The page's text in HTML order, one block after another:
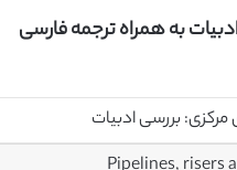
به همراه ترجمه فارسی
مرکزی: بررسی ادبیات